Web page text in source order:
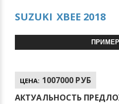
SUZUKI XBEE 2018
ЦЕНА: 1007000 РУБ
АКТУАЛЬНОСТЬ